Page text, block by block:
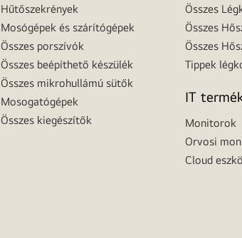
Hűtőszekrények
Mosógépek és szárítógépek
Összes porszívók
Összes beépíthető készülék
Összes mikrohullámú sütők
Mosogatógépek
Összes kiegészítők
Összes
Összes
Összes
Tippek
IT
Monitorok
Orvosi
Cloud